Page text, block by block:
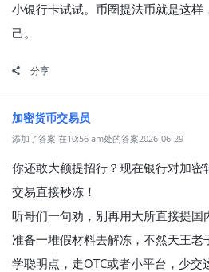
小银行卡试试。币圈提法币就是这样
己。
分享
加密货币交易员
添加了答案 在10:56 am处的答案2026-06-29
你还敢大额提招行？现在银行对加
交易直接秒冻！
听哥们一句劝，别再用大所直接提国
准备一堆假材料去解冻，不然天王
学聪明点，走OTC或者小平台，少交